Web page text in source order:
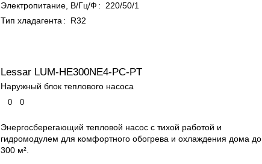
Электропитание, В/Гц/Ф :
220/50/1
Тип хладагента : R32
Lessar LUM-HE300NE4-PC-PT
Наружный блок теплового насоса
0 0
Энергосберегающий тепловой насос с тихой работой и
гидромодулем для комфортного обогрева и охлаждения дома до
300 м².